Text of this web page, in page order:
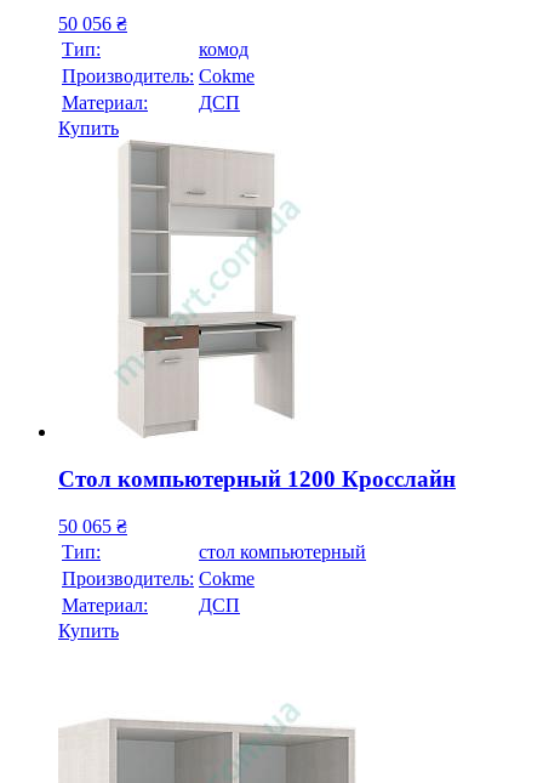
50 056 ₴
Тип:
комод
Производитель: Cokme
Материал:
ДСП
Купить
Стол компьютерный 1200 Кросслайн
50 065 ₴
Тип:
стол компьютерный
Производитель: Cokme
Материал:
ДСП
Купить